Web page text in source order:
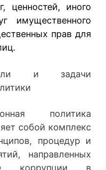
ценностей, иного
имущественного
прав для
и задачи
политика
собой комплекс
процедур и
направленных
коррупции в